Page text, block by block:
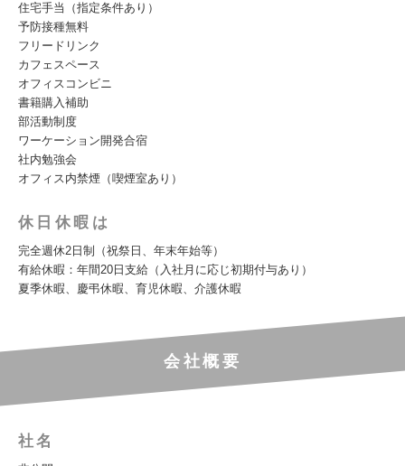
住宅手当（指定条件あり）
予防接種無料
フリードリンク
カフェスペース
オフィスコンビニ
書籍購入補助
部活動制度
ワーケーション開発合宿
社内勉強会
オフィス内禁煙（喫煙室あり）
休日休暇は
完全週休2日制（祝祭日、年末年始等）
有給休暇：年間20日支給（入社月に応じ初期付与あり）
夏季休暇、慶弔休暇、育児休暇、介護休暇
会社概要
社名